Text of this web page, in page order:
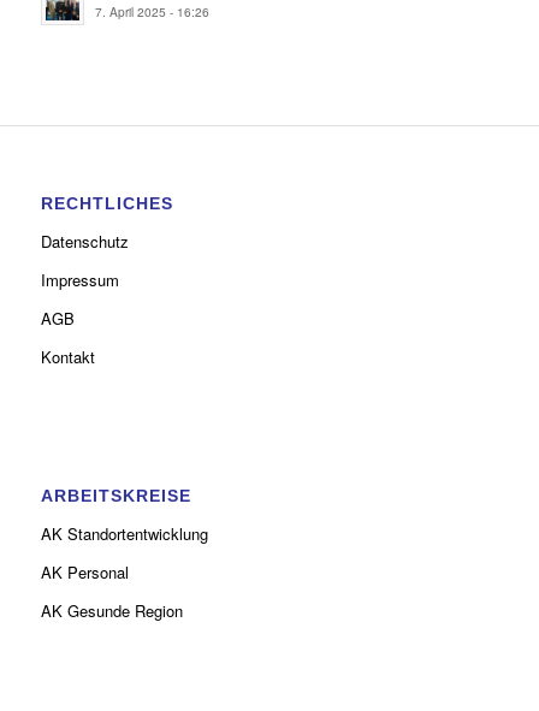
7. April 2025 - 16:26
RECHTLICHES
Datenschutz
Impressum
AGB
Kontakt
ARBEITSKREISE
AK Standortentwicklung
AK Personal
AK Gesunde Region